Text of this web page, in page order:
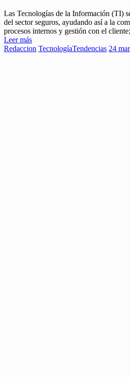
Las Tecnologías de la Información (TI)
del sector seguros, ayudando así a la
procesos internos y gestión con el
Leer más
Redaccion TecnologíaTendencias 24